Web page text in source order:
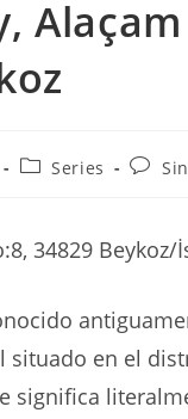
Categoría
Series
34829
situado en el
significa